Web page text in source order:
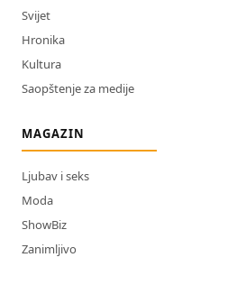
Svijet
Hronika
Kultura
Saopštenje za medije
MAGAZIN
Ljubav i seks
Moda
ShowBiz
Zanimljivo